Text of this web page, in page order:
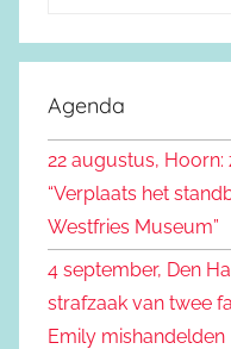
e
e
n
r
:
Agenda
22 augustus,
“Verplaats het
Westfries Museum”
4 september, Den
strafzaak van twee
Emily mishandelden